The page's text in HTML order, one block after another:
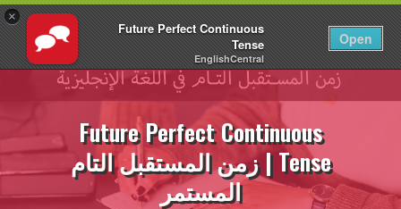
×
Future Perfect Continuous
Tense
EnglishCentral
Open
تسجيل الدخول AR
انتقل
Future Perfect Continuous
Tense | زمن المستقبل التام
المستمر